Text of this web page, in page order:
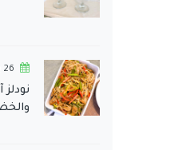
26 يوليو,2026